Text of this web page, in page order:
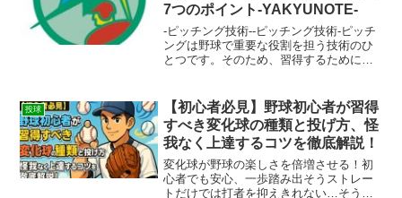
7つのポイント-YAKYUNOTE-
-ピッチング技術--ピッチング技術-ピッチ
ングは野球で重要な役割を担う技術のひ
とつです。そのため、習得するためには
グ、実戦形式練習、メンタルトレーニン
グ、ビデオ分析が必要...
投球
【初心者必見】野球初心者が習得
すべき変化球の種類と投げ方、怪
我なく上達するコツを徹底解説！
変化球が野球の楽しさを倍増させる！初
心者でも安心、一歩踏み出そうストレー
トだけでは打者を抑えきれない…そう感